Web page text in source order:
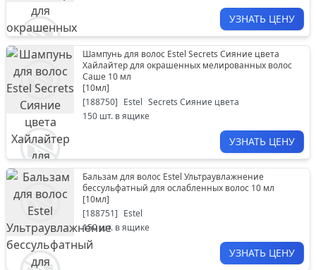
УЗНАТЬ ЦЕНУ
Шампунь для волос Estel Secrets Сияние цвета
Хайлайтер для окрашенных мелированных волос
Саше 10 мл
[10мл]
[188750] Estel Secrets Сияние цвета
150 шт. в ящике
УЗНАТЬ ЦЕНУ
Бальзам для волос Estel Ультраувлажнение
бессульфатный для ослабленных волос 10 мл
[10мл]
[188751] Estel
150шт. в ящике
УЗНАТЬ ЦЕНУ